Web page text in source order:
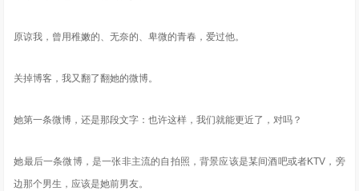
原谅我，曾用稚嫩的、无奈的、卑微的青春，爱过他。
关掉博客，我又翻了翻她的微博。
她第一条微博，还是那段文字：也许这样，我们就能更近了，对吗？
她最后一条微博，是一张非主流的自拍照，背景应该是某间酒吧或者KTV，旁
边那个男生，应该是她前男友。